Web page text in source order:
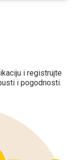
i registrujte
i pogodnosti.